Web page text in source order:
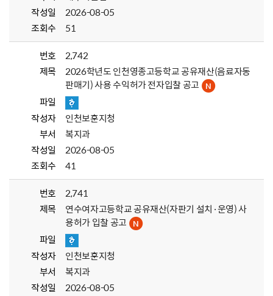
작성일
2026-08-05
조회수
51
번호
2,742
제목
2026학년도 인천영종고등학교 공유재산(음료자동
판매기) 사용 수익허가 전자입찰 공고
파일
작성자
인천보훈지청
부서
복지과
작성일
2026-08-05
조회수
41
번호
2,741
제목
연수여자고등학교 공유재산(자판기 설치·운영) 사
용허가 입찰 공고
파일
작성자
인천보훈지청
부서
복지과
작성일
2026-08-05